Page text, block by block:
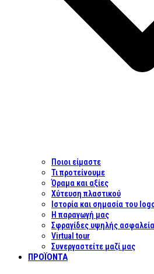
Ποιοι είμαστε
Τι προτείνουμε
Όραμα και αξίες
Χύτευση πλαστικού
Ιστορία και σημασία του
Η παραγωγή μας
Σφραγίδες υψηλής
Virtual tour
Συνεργαστείτε μαζί μας
ΠΡΟΪΌΝΤΑ